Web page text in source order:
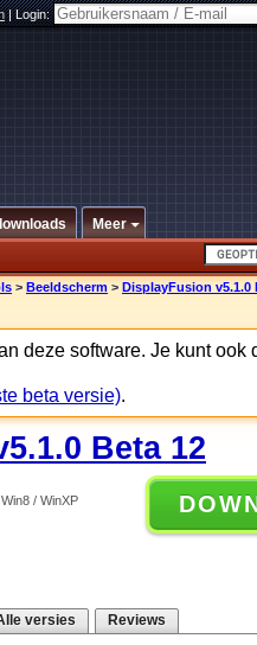
|Login:
Meer
> Beeldscherm > DisplayFusion v5.1.0
deze software. Je kunt ook
beta versie).
Beta 12
/ WinXP
versies Reviews